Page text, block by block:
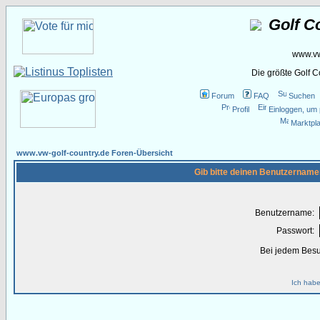
Golf
Die größte Golf
Forum FAQ
Suchen
Profil
Einloggen,
www.vw-golf-country.de Foren-Übersicht
Gib bitte deinen
Benutzername:
Passwort:
Bei jedem
Ich